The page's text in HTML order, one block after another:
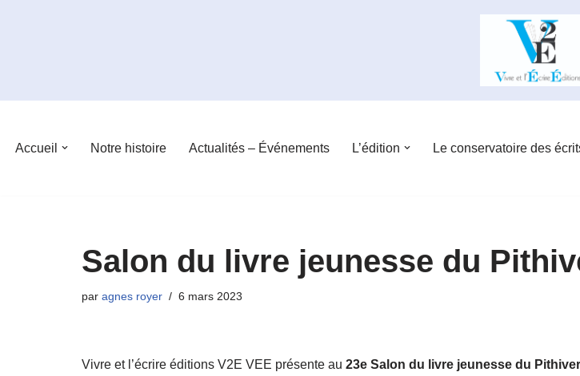
Accueil Notre histoire Actualités – Événements L’édition Le conservatoire des
Salon du livre jeunesse du
par agnes royer 6 mars 2023
Vivre et l’écrire éditions V2E VEE présente au 23e Salon du livre jeunesse du